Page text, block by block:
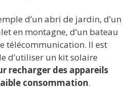
d’un abri de jardin, d’un
en montagne, d’un bateau
télécommunication. Il est
d’utiliser un kit solaire
recharger des appareils
consommation.